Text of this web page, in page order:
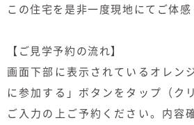
この住宅を是非一度現地にてご体感
【ご見学予約の流れ】
画面下部に表示されているオレン
に参加する」ボタンをタップ（ク
ご入力の上ご予約ください。内容